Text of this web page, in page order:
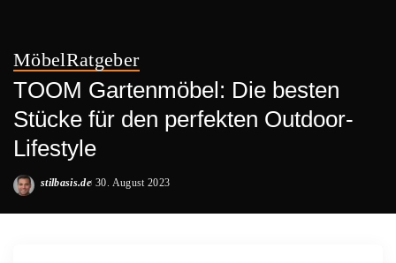
MöbelRatgeber
TOOM Gartenmöbel: Die besten
Stücke für den perfekten Outdoor-
Lifestyle
Posted
stilbasis.de 30. August 2023